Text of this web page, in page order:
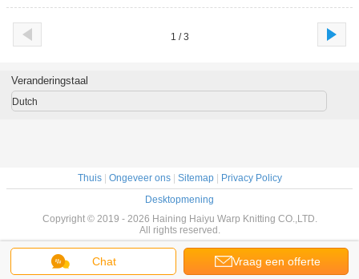
1 / 3
Chat Vraag een offerte
Veranderingstaal
Dutch
Thuis| Ongeveer ons| Sitemap|
Privacy Policy
Desktopmening
Copyright © 2019 - 2026 Haining Haiyu Warp Knitting CO.,LTD.
All rights reserved.